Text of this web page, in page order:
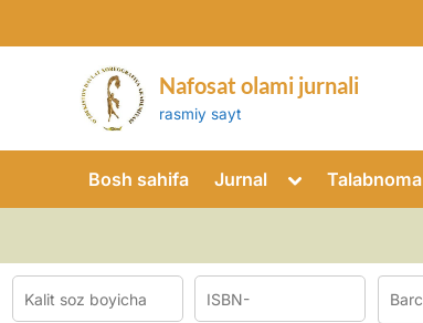
to
Nafosat olami jurnali
rasmiy sayt
Bosh sahifa Jurnal
Toggle
menu
Talabnoma